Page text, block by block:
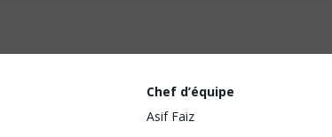
Chef d’équipe
Asif Faiz